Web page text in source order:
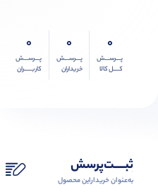
0
پـــرســـش
کــــل کالا
0
پـــرســـش
خریداران
0
پـــرســـش
کاربـــــران
ثبـــــت‌پرسش
به‌عنوان ‌خریدار‌این‌ محصول